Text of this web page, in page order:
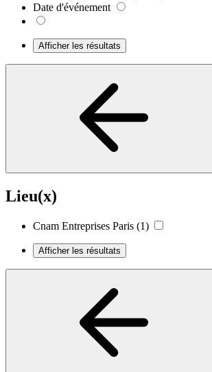
Date d'événement
Afficher les résultats
Lieu(x)
Cnam Entreprises Paris (1)
Afficher les résultats